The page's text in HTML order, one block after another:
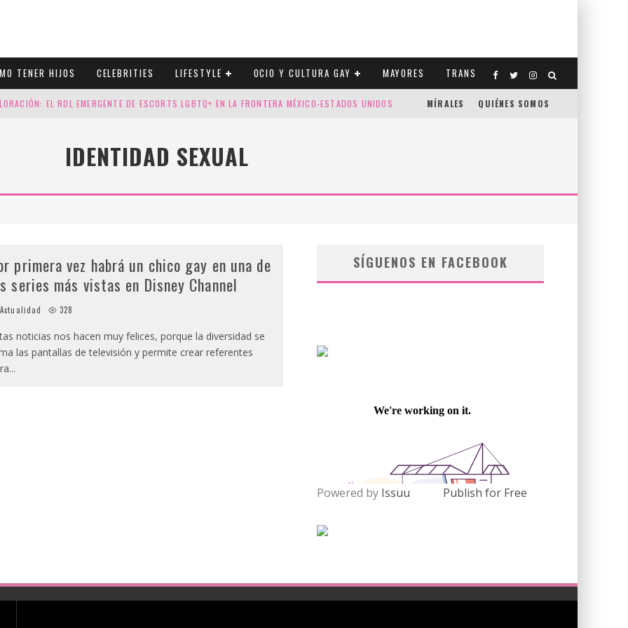
TENER HIJOS CELEBRITIES LIFESTYLE OCIO Y CULTURA GAY MAYORES TRANS
EL ROL EMERGENTE DE ESCORTS LGBTQ+ EN LA FRONTERA MÉXICO-ESTADOS UNIDOS
CUATRO SELLOS QUE HONRAN LA HISTORIA LGTB
MÍRALES QUIÉNES SOMOS
IDENTIDAD SEXUAL
primera vez habrá un chico gay en una de
series más vistas en Disney Channel
Actualidad 328
noticias nos hacen muy felices, porque la diversidad se
las pantallas de televisión y permite crear referentes
...
SÍGUENOS EN FACEBOOK
Powered by Issuu Publish for Free